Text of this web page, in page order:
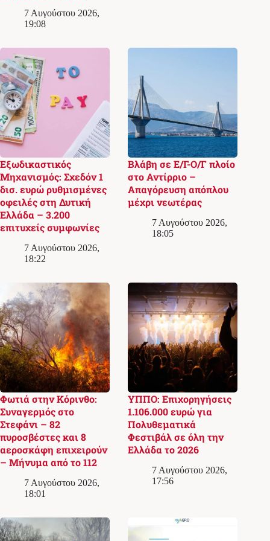
7 Αυγούστου 2026,
19:08
Εξωδικαστικός
Μηχανισμός: Σχεδόν 1
δισ. ευρώ ρυθμισμένες
οφειλές στη Δυτική
Ελλάδα – 3.200
επιτυχείς συμφωνίες
7 Αυγούστου 2026,
18:22
Βλάβη σε Ε/Γ-Ο/Γ πλοίο
στο Αντίρριο –
Απαγόρευση απόπλου
μέχρι νεωτέρας
7 Αυγούστου 2026,
18:05
Φωτιά στην Κόρινθο:
Συναγερμός στο
Στεφάνι – 82
πυροσβέστες και 8
αεροσκάφη επιχειρούν
– Μήνυμα από το 112
7 Αυγούστου 2026,
18:01
ΥΠΠΟ: Επιχορηγήσεις
1.106.000 ευρώ για
Πολυθεματικά
Φεστιβάλ σε όλη την
Ελλάδα το 2026
7 Αυγούστου 2026,
17:56